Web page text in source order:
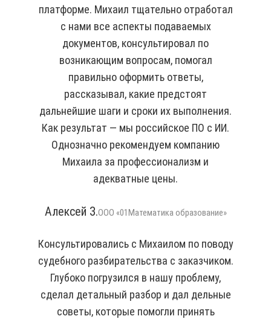
платформе. Михаил тщательно отработал
с нами все аспекты подаваемых
документов, консультировал по
возникающим вопросам, помогал
правильно оформить ответы,
рассказывал, какие предстоят
дальнейшие шаги и сроки их выполнения.
Как результат — мы российское ПО с ИИ.
Однозначно рекомендуем компанию
Михаила за профессионализм и
адекватные цены.
Алексей З.ООО «01Математика образование»
Консультировались с Михаилом по поводу
судебного разбирательства с заказчиком.
Глубоко погрузился в нашу проблему,
сделал детальный разбор и дал дельные
советы, которые помогли принять